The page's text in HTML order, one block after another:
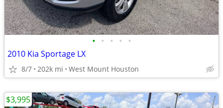
• • • • •
2010 Kia Sportage LX
8/7 202k mi West Mount Houston
$3,995